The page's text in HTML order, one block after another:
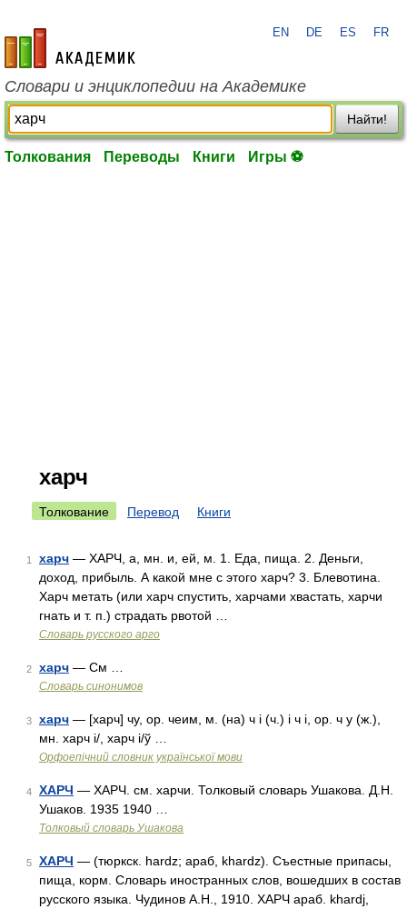
academic.ru
EN DE ES FR
Словари и энциклопедии на Академике
Найти!
Толкования Переводы Книги Игры ⚽
харч
Толкование Перевод Книги
1 харч — ХАРЧ, а, мн. и, ей, м. 1. Еда, пища. 2. Деньги,
доход, прибыль. А какой мне с этого харч? 3. Блевотина.
Харч метать (или харч спустить, харчами хвастать, харчи
гнать и т. п.) страдать рвотой …
Словарь русского арго
2 харч — См …
Словарь синонимов
3 харч — [харч] чу, ор. чеим, м. (на) ч і (ч.) і ч і, ор. ч у (ж.),
мн. харч і/, харч і/ў …
Орфоепічний словник української мови
4 ХАРЧ — ХАРЧ. см. харчи. Толковый словарь Ушакова. Д.Н.
Ушаков. 1935 1940 …
Толковый словарь Ушакова
5 ХАРЧ — (тюркск. hardz; араб, khardz). Съестные припасы,
пища, корм. Словарь иностранных слов, вошедших в состав
русского языка. Чудинов А.Н., 1910. ХАРЧ араб. khardj,